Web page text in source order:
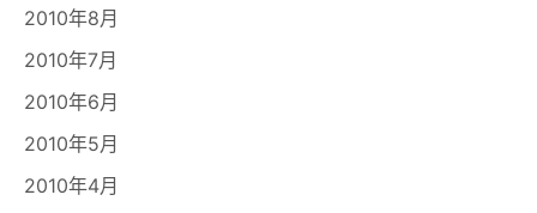
2010年8月
2010年7月
2010年6月
2010年5月
2010年4月